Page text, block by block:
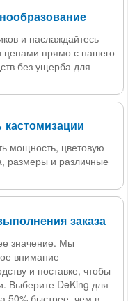
и наслаждайтесь
ценами прямо с нашего
без ущерба для
мощность, цветовую
размеры и различные
заказа
значение. Мы
внимание
и поставке, чтобы
Выберите DeKing для
50% быстрее, чем в